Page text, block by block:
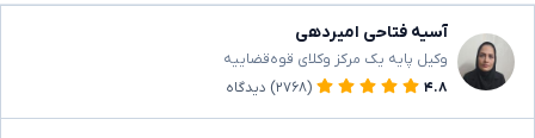
آسیه فتاحی امیردهی
وکیل پایه یک مرکز وکلای قوه‌قضاییه
۴.۸
(۲۷۶۸) دیدگاه